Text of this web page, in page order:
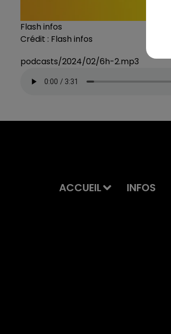
Flash infos
Crédit : Flash infos
podcasts/2024/02/6h-2.mp3
ACCUEIL INFOS